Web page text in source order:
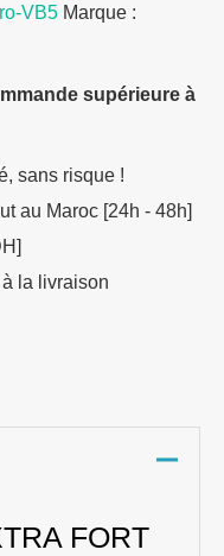
VB5 Marque :
supérieure à
sans risque !
au Maroc [24h - 48h]
la livraison
FORT